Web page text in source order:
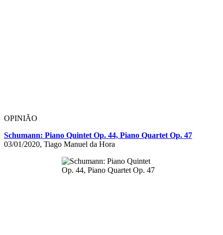
OPINIÃO
Schumann: Piano Quintet Op. 44, Piano Quartet Op. 47
03/01/2020, Tiago Manuel da Hora